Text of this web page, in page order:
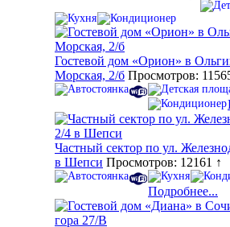
Гостевой дом «Орион» в
Морская, 2/б Просмотров:
Частный сектор по ул.
в Шепси Просмотров: 12161 ↑
Подробнее...